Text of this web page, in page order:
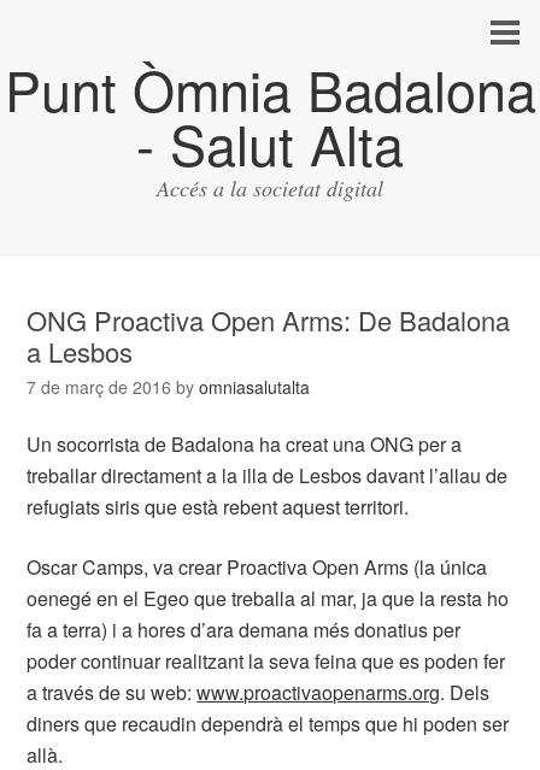
Punt Òmnia Badalona
- Salut Alta
Accés a la societat digital
ONG Proactiva Open Arms: De Badalona
a Lesbos
7 de març de 2016 byomniasalutalta
Un socorrista de Badalona ha creat una ONG per a
treballar directament a la illa de Lesbos davant l’allau de
refugiats siris que està rebent aquest territori.
Oscar Camps, va crear Proactiva Open Arms (la única
oenegé en el Egeo que treballa al mar, ja que la resta ho
fa a terra) i a hores d’ara demana més donatius per
poder continuar realitzant la seva feina que es poden fer
a través de su web:www.proactivaopenarms.org. Dels
diners que recaudin dependrà el temps que hi poden ser
allà.